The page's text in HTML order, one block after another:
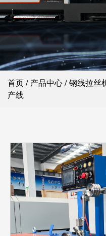
首页 / 产品中心 / 钢线拉丝
产线